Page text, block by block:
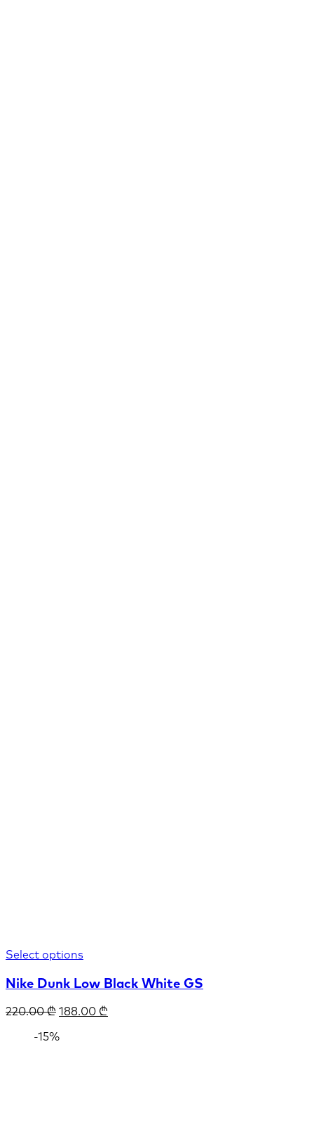
Select options
Nike Dunk Low Black White GS
220.00₾ 188.00 ₾
-15%